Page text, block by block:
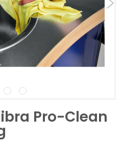
Pro-Clean